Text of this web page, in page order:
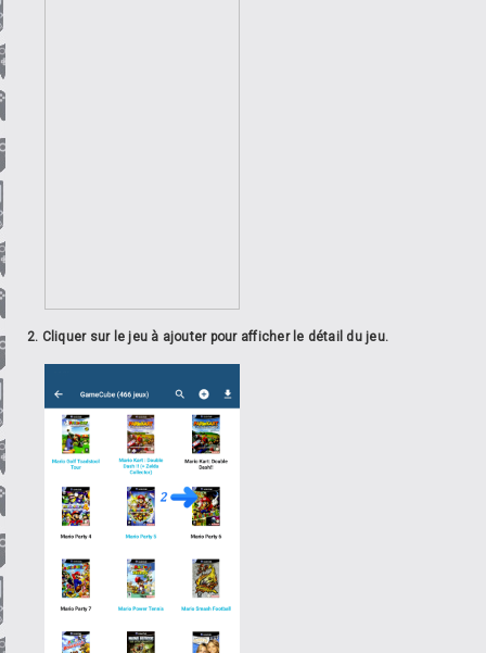
2. Cliquer sur le jeu à ajouter pour afficher le détail du jeu.